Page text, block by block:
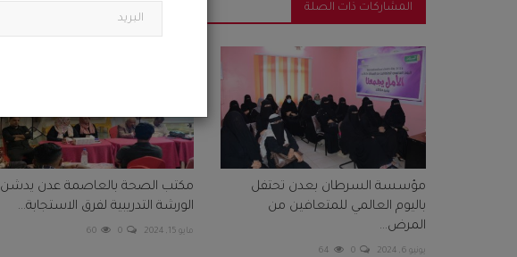
المشاركات ذات الصلة
مؤسسة السرطان بعدن تحتفل
باليوم العالمي للمتعافين من
المرض...
يونيو 6, 2024 0
64
مكتب الصحة بالعاصمة عدن يدشن
الورشة التدريبية لفرق الاستجابة...
مايو 15, 2024 0
60